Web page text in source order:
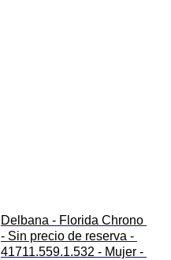
Delbana - Florida Chrono
- Sin precio de reserva -
41711.559.1.532 - Mujer -